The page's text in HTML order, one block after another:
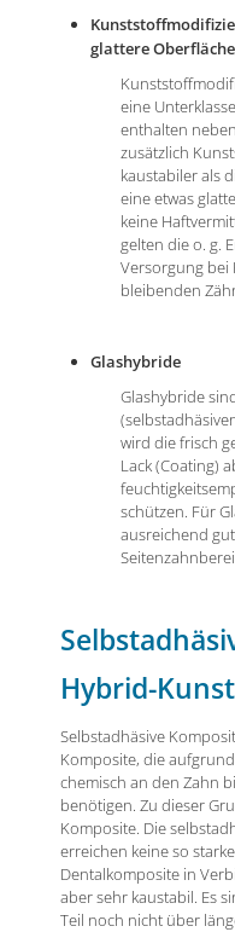
glattere
eine
enthalten
zusätzlich
kaustabiler als
eine etwas
keine
gelten die o. g.
Versorgung bei
bleibenden
Glashybride
Glashybride
wird die frisch
Lack (Coating)
schützen. Für
ausreichend
Hybrid-
Selbstadhäsive
Komposite, die
chemisch an den Zahn
benötigen. Zu dieser
Komposite. Die
erreichen keine so
Dentalkomposite in
aber sehr kaustabil. Es
Teil noch nicht über